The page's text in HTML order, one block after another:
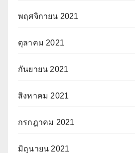
พฤศจิกายน 2021
ตุลาคม 2021
กันยายน 2021
สิงหาคม 2021
กรกฎาคม 2021
มิถุนายน 2021